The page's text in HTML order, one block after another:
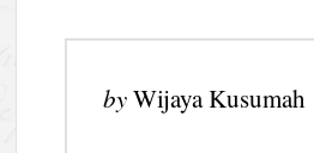
byWijaya Kusumah